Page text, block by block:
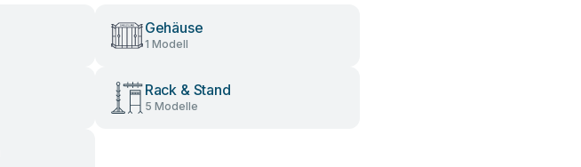
Gehäuse
1 Modell
Rack & Stand
5 Modelle